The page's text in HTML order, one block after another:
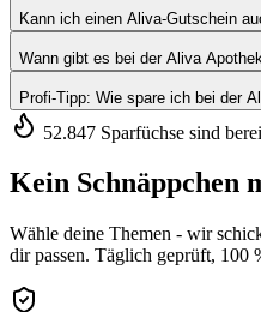
Kann ich einen Aliva-Gutschein
Wann gibt es bei der Aliva
Profi-Tipp: Wie spare ich bei der
52.847 Sparfüchse sind
Kein Schnäppchen
Wähle deine Themen - wir
dir passen. Täglich geprüft, 100